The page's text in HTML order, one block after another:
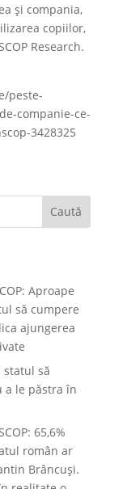
și compania,
copiilor,
Research.
peste-
companie-ce-
3428325
Caută
Aproape
să cumpere
ajungerea
statul să
a le păstra în
65,6%
român ar
Brâncuși.